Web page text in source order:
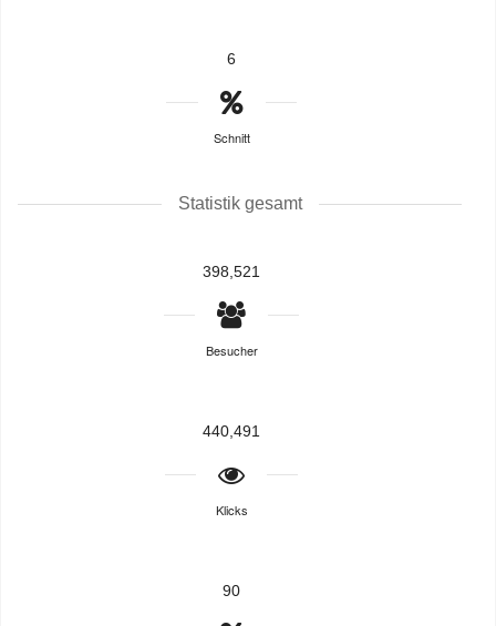
6
Schnitt
Statistik gesamt
398,521
Besucher
440,491
Klicks
90